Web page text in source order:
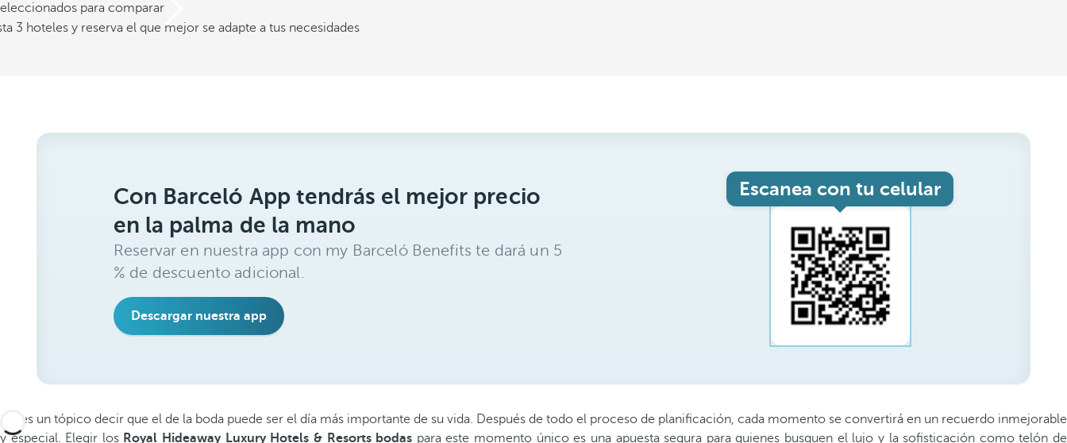
para comparar
3 hoteles y reserva el que mejor se adapte a tus necesidades
Con Barceló App tendrás el mejor precio
en la palma de la mano
Reservar en nuestra app con my Barceló Benefits te dará un 5
% de descuento adicional.
Descargar nuestra app
Escanea con tu celular
No es un tópico decir que el de la boda puede ser el día más importante de su vida. Después de todo el proceso de planificación, cada momento se convertirá en un recuerdo inmejorable
y especial. Elegir los Royal Hideaway Luxury Hotels & Resorts bodas para este momento único es una apuesta segura para quienes busquen el lujo y la sofisticación como telón de